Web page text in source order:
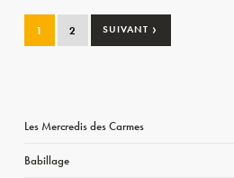
1 2 SUIVANT ›
Les Mercredis des Carmes
Babillage